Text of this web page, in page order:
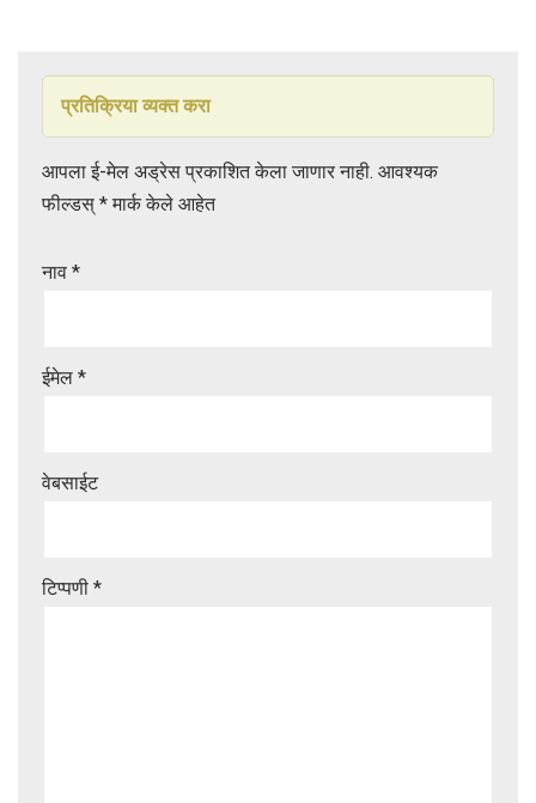
a
A
p
a
r
e
प्रतिक्रिया व्यक्त करा
आपला ई-मेल अड्रेस प्रकाशित केला जाणार नाही. आवश्यक
फील्डस् *मार्क केले आहेत
नाव *
ईमेल *
वेबसाईट
टिप्पणी *